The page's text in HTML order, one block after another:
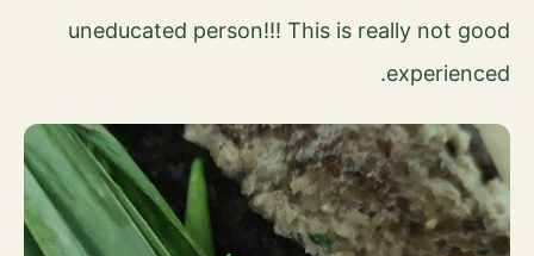
uneducated person!!! This is really not good
experienced.